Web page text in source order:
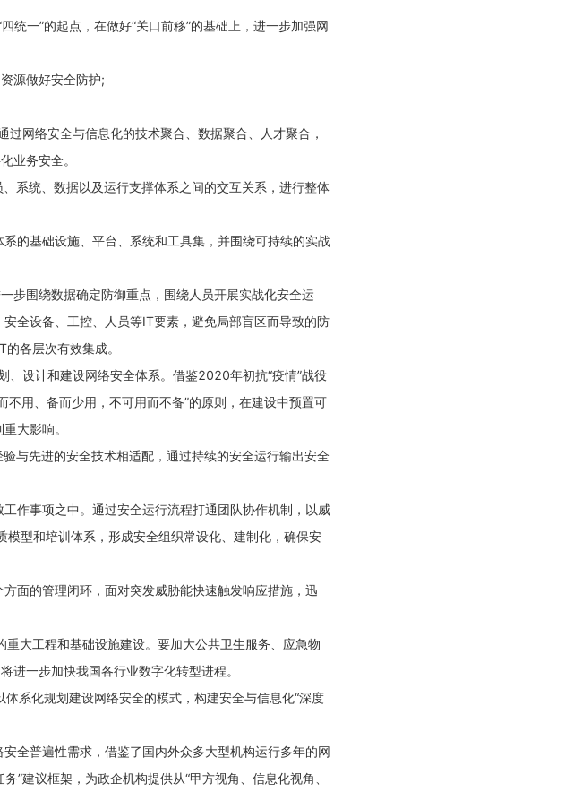
统一”的起点，在做好“关口前移”的基础上，进一步加强网
源做好安全防护;
过网络安全与信息化的技术聚合、数据聚合、人才聚合，
业务安全。
系统、数据以及运行支撑体系之间的交互关系，进行整体
的基础设施、平台、系统和工具集，并围绕可持续的实战
步围绕数据确定防御重点，围绕人员开展实战化安全运
全设备、工控、人员等IT要素，避免局部盲区而导致的防
各层次有效集成。
、设计和建设网络安全体系。借鉴2020年初抗“疫情”战役
用、备而少用，不可用而不备”的原则，在建设中预置可
大影响。
与先进的安全技术相适配，通过持续的安全运行输出安全
作事项之中。通过安全运行流程打通团队协作机制，以威
型和培训体系，形成安全组织常设化、建制化，确保安
面的管理闭环，面对突发威胁能快速触发响应措施，迅
大工程和基础设施建设。要加大公共卫生服务、应急物
进一步加快我国各行业数字化转型进程。
系化规划建设网络安全的模式，构建安全与信息化“深度
全普遍性需求，借鉴了国内外众多大型机构运行多年的网
”建议框架，为政企机构提供从“甲方视角、信息化视角、